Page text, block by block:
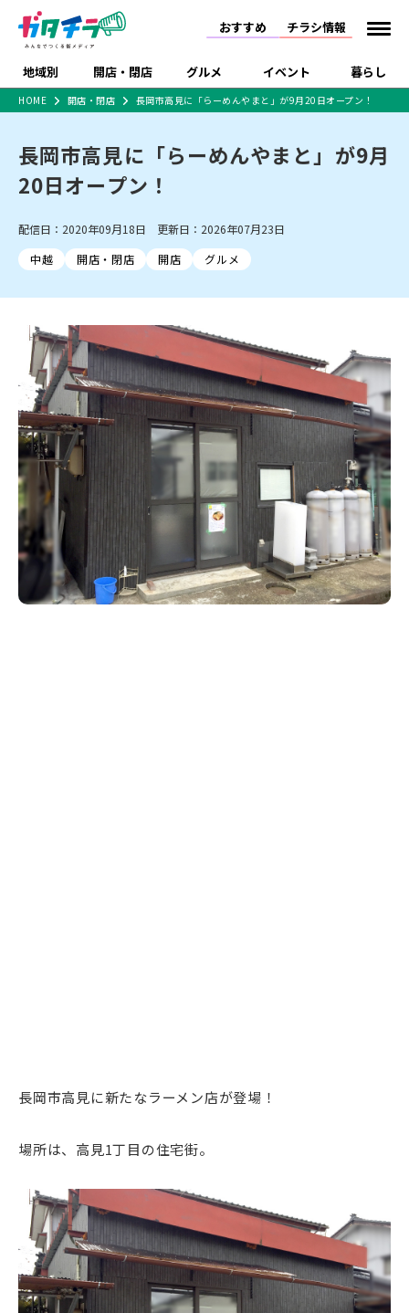
おすすめ チラシ情報
地域別 開店・閉店 グルメ イベント 暮らし
新潟市 下越
新潟市中央区 新潟市東区 新潟市西区
新潟市北区
新潟市南区
新潟市江南区 新潟市秋葉区
新潟市西蒲区
村上・関川
新発田・聖籠
胎内・粟島
三条・加茂・田上
五泉・阿賀野・阿賀
燕・弥彦
長岡・見附
小千谷・十日町・津南
魚沼・南魚沼・湯沢
柏崎・刈羽・出雲崎
上越・妙高・糸魚川
開店 閉店
新潟市・開店
新潟市・閉店
長岡市・開店
ラーメン 現地レポート
ご当地グルメ 食べ歩き テイクアウト
季節・期間限定
カフェ
居酒屋・バー 焼肉
パスタ
パン・ベーカリー
タレカツ・豚カツ
デカ盛り・大盛り
旨辛・激辛
定食・町定食 海鮮・鮨
そば・うどん
日本酒・新潟清酒
ワイン・クラフトビール
ケーキ・パフェ
ビアガーデン・暑気払い
忘新年会・歓送迎会
体験・販売 祭り・伝統行事
セミナー・講演会 子ども向け 花火大会
入場無料
住宅展示場
完成見学会 学生スポーツ アルビレックス
施設・ショップ
住宅メーカー・工務
食品メーカー・県産
品
観光スポット
ホテル
リラクゼーション・整体
スキー場
リユース・買取
病院・クリニック
イオンモール
ラブラ万代・ラブラ2
ビルボードプレイスBP
新潟伊勢丹
ピア万代
リバーサイド千秋
パティオPATIO
セツコママ ランキング 新潟人
開店まとめ
閉店まとめ 人気記事まとめ
定食まとめ
ラーメンまとめ
飲食店まとめ
ショッピングモール・
インテリア・雑貨
外食・テイクアウト
新車・中古車・カー用品
旅行・レジャー
家電・携帯電話
冠婚葬祭
習い事・塾 通販・EC イベント
求人
官公庁・自治体
新潟市 チラシ
長岡・見附 チラシ
上越・妙高・糸魚川 チラシ
注目 チラシ
週末セール
火曜セール
オープン・リニューアルセール
周年祭・感謝祭セール
年末・初売りセール
HOME 開店・閉店 長岡市高見に「らーめんやまと」が9月20日オープン！
長岡市高見に「らーめんやまと」が9月
20日オープン！
配信日：2020年09月18日 更新日：2026年07月23日
中越
開店・閉店 開店 グルメ
長岡市高見に新たなラーメン店が登場！
場所は、高見1丁目の住宅街。